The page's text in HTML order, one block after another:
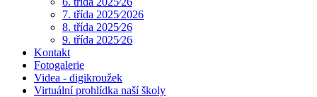
7. třída 2025⁄2026
8. třída 2025⁄26
9. třída 2025⁄26
Kontakt
Fotogalerie
Videa - digikroužek
Virtuální prohlídka naší školy